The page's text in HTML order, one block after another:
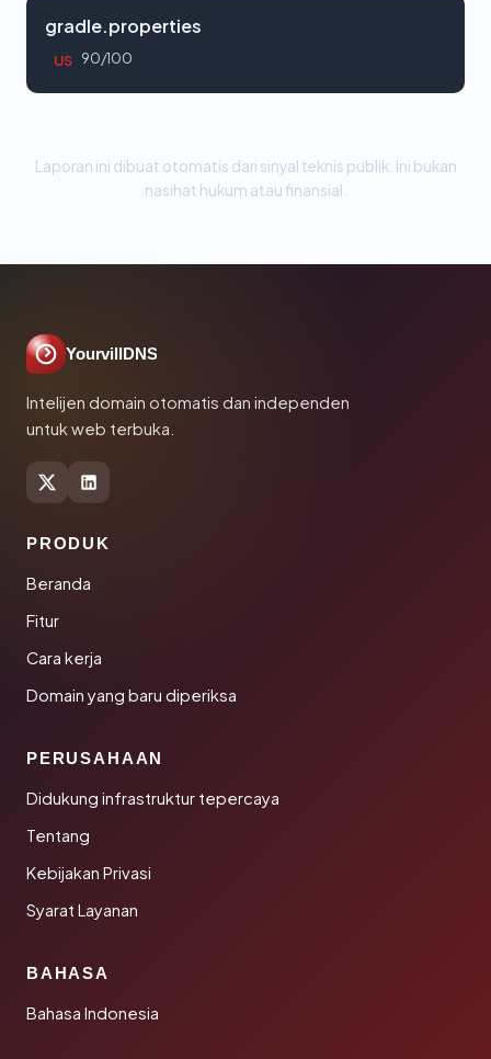
gradle.properties
US 90/100
Laporan ini dibuat otomatis dari sinyal teknis publik. Ini bukan
nasihat hukum atau finansial.
YourvillDNS
Intelijen domain otomatis dan independen
untuk web terbuka.
PRODUK
Beranda
Fitur
Cara kerja
Domain yang baru diperiksa
PERUSAHAAN
Didukung infrastruktur tepercaya
Tentang
Kebijakan Privasi
Syarat Layanan
BAHASA
Bahasa Indonesia